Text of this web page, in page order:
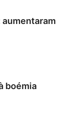
aumentaram
boémia